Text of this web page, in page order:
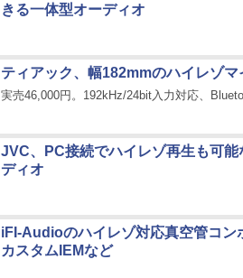
きる一体型オーディオ
ティアック、幅182mmのハイレゾマ
実売46,000円。192kHz/24bit入力対応、
JVC、PC接続でハイレゾ再生も可
ディオ
iFI-Audioのハイレゾ対応真空管コ
カスタムIEMなど